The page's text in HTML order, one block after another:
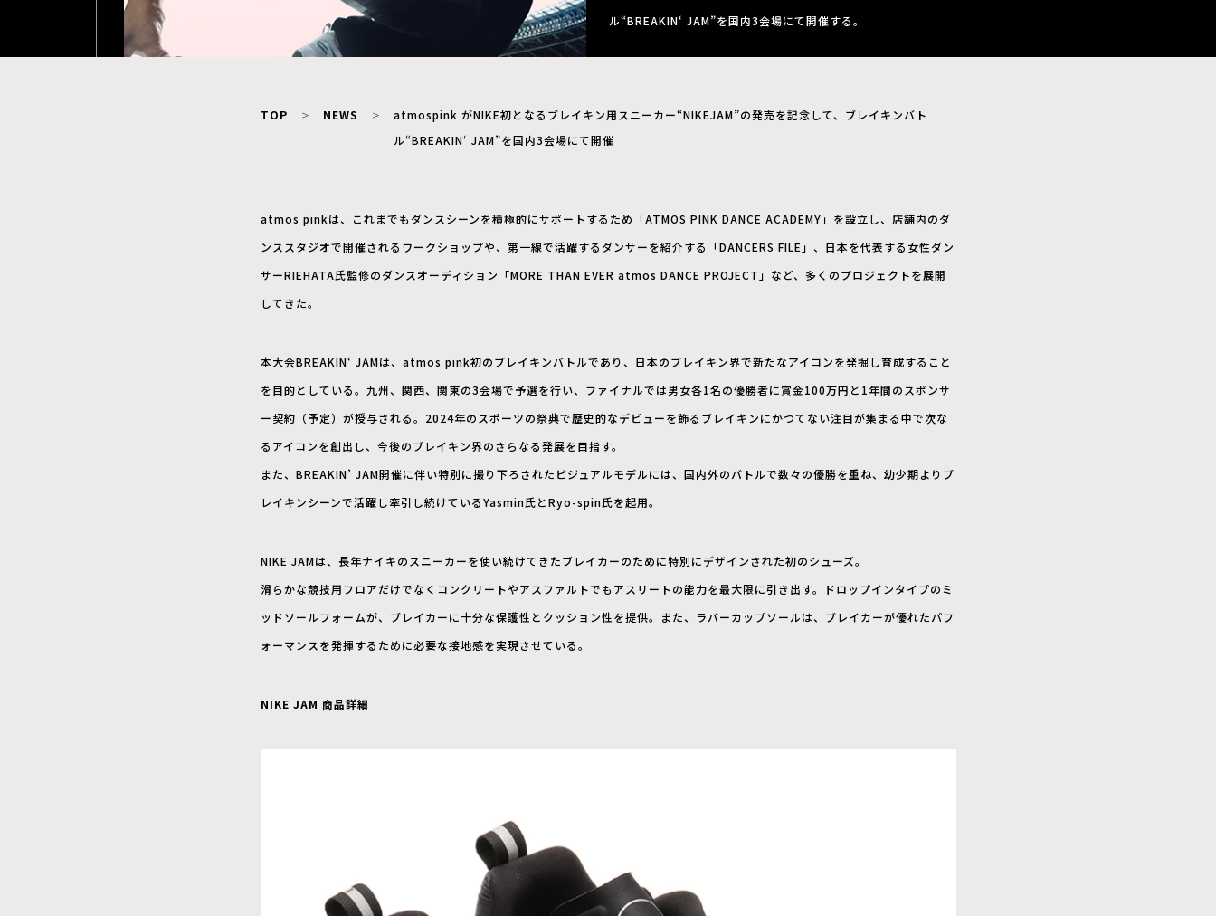
ル“BREAKIN‘ JAM”を国内3会場にて開催する。
TOP NEWS
atmospink がNIKE初となるブレイキン用スニーカー“NIKEJAM”の発売を記念して、ブレイキンバト
ル“BREAKIN‘ JAM”を国内3会場にて開催
atmos pinkは、これまでもダンスシーンを積極的にサポートするため「ATMOS PINK DANCE ACADEMY」を設立し、店舗内のダ
ンススタジオで開催されるワークショップや、第一線で活躍するダンサーを紹介する「DANCERS FILE」、日本を代表する女性ダン
サーRIEHATA氏監修のダンスオーディション「MORE THAN EVER atmos DANCE PROJECT」など、多くのプロジェクトを展開
してきた。
本大会BREAKIN‘ JAMは、atmos pink初のブレイキンバトルであり、日本のブレイキン界で新たなアイコンを発掘し育成すること
を目的としている。九州、関西、関東の3会場で予選を行い、ファイナルでは男女各1名の優勝者に賞金100万円と1年間のスポンサ
ー契約（予定）が授与される。2024年のスポーツの祭典で歴史的なデビューを飾るブレイキンにかつてない注目が集まる中で次な
るアイコンを創出し、今後のブレイキン界のさらなる発展を目指す。
また、BREAKIN’ JAM開催に伴い特別に撮り下ろされたビジュアルモデルには、国内外のバトルで数々の優勝を重ね、幼少期よりブ
レイキンシーンで活躍し牽引し続けているYasmin氏とRyo-spin氏を起用。
NIKE JAMは、長年ナイキのスニーカーを使い続けてきたブレイカーのために特別にデザインされた初のシューズ。
滑らかな競技用フロアだけでなくコンクリートやアスファルトでもアスリートの能力を最大限に引き出す。ドロップインタイプのミ
ッドソールフォームが、ブレイカーに十分な保護性とクッション性を提供。また、ラバーカップソールは、ブレイカーが優れたパフ
ォーマンスを発揮するために必要な接地感を実現させている。
NIKE JAM 商品詳細